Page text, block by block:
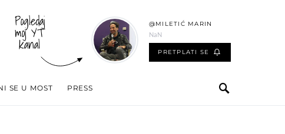
Pogledaj
moj YT
kanal
@MILETIĆ MARIN
NaN
PRETPLATI SE
SE U MOST PRESS